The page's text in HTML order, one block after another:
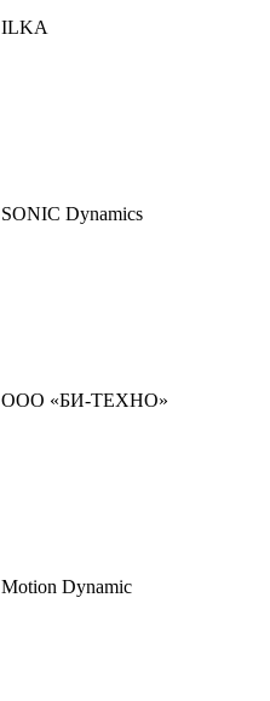
ILKA
SONIC Dynamics
ООО «БИ-ТЕХНО»
Motion Dynamic